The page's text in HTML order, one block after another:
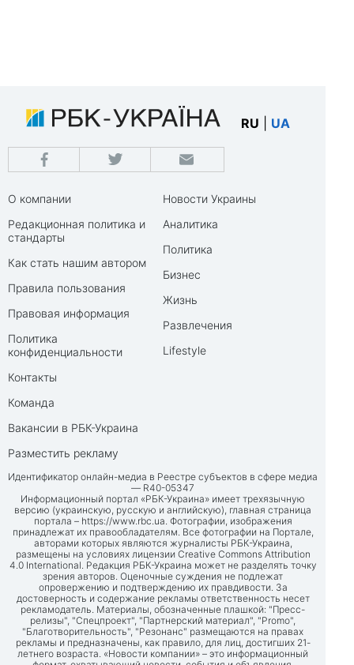
RU UA
О компании
Редакционная политика и
стандарты
Как стать нашим автором
Правила пользования
Правовая информация
Политика
конфиденциальности
Контакты
Команда
Вакансии в РБК-Украина
Разместить рекламу
Новости Украины
Аналитика
Политика
Бизнес
Жизнь
Развлечения
Lifestyle
Идентификатор онлайн-медиа в Реестре субъектов в сфере медиа
— R40-05347
Информационный портал «РБК-Украина» имеет трехязычную
версию (украинскую, русскую и английскую), главная страница
портала – https://www.rbc.ua. Фотографии, изображения
принадлежат их правообладателям. Все фотографии на Портале,
авторами которых являются журналисты РБК-Украина,
размещены на условиях лицензии Creative Commons Attribution
4.0 International. Редакция РБК-Украина может не разделять точку
зрения авторов. Оценочные суждения не подлежат
опровержению и подтверждению их правдивости. За
достоверность и содержание рекламы ответственность несет
рекламодатель. Материалы, обозначенные плашкой: "Пресс-
релизы", "Спецпроект", "Партнерский материал", "Promo",
"Благотворительность", "Резонанс" размещаются на правах
рекламы и предназначены, как правило, для лиц, достигших 21-
летнего возраста. «Новости компании» – это информационный